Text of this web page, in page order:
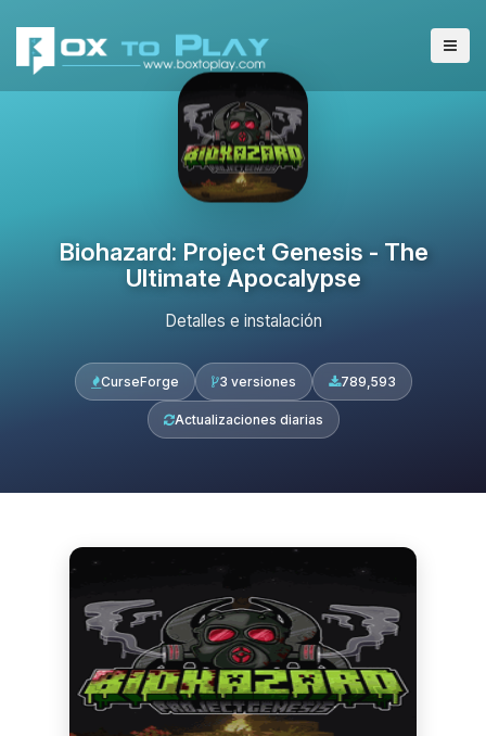
Biohazard: Project Genesis - The
Ultimate Apocalypse
Detalles e instalación
CurseForge 3 versiones 789,593
Actualizaciones diarias